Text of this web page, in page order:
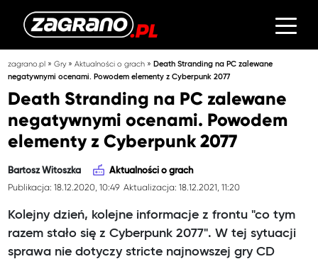
zagrano.pl »Gry»Aktualności o grach »Death Stranding na PC zalewane
negatywnymi ocenami. Powodem elementy z Cyberpunk 2077
Death Stranding na PC zalewane
negatywnymi ocenami. Powodem
elementy z Cyberpunk 2077
Bartosz Witoszka Aktualności o grach
Publikacja: 18.12.2020, 10:49 Aktualizacja: 18.12.2021, 11:20
Kolejny dzień, kolejne informacje z frontu "co tym
razem stało się z Cyberpunk 2077". W tej sytuacji
sprawa nie dotyczy stricte najnowszej gry CD